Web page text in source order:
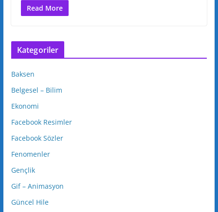
Read More
Kategoriler
Baksen
Belgesel – Bilim
Ekonomi
Facebook Resimler
Facebook Sözler
Fenomenler
Gençlik
Gif – Animasyon
Güncel Hile